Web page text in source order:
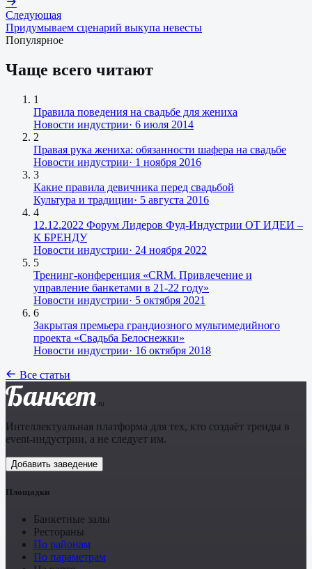
Следующая
Придумываем сценарий выкупа невесты
Популярное
Чаще всего читают
1
Правила поведения на свадьбе для жениха
Новости индустрии· 6 июля 2014
2
Правая рука жениха: обязанности шафера на свадьбе
Новости индустрии· 1 ноября 2016
3
Какие правила девичника перед свадьбой
Культура и традиции· 5 августа 2016
4
12.12.2022 Форум Лидеров Фуд-Индустрии ОТ ИДЕИ –
К БРЕНДУ
Новости индустрии· 24 ноября 2022
5
Тренинг-конференция «CRM. Привлечение и
управление банкетами в 21-22 году»
Новости индустрии· 5 октября 2021
6
Закрытая премьера грандиозного мультимедийного
проекта «Свадьба Белоснежки»
Новости индустрии· 16 октября 2018
Все статьи
Банкет .ru
Интеллектуальная платформа для тех, кто создаёт тренды в
event-индустрии, а не следует им.
Добавить заведение
Площадки
Банкетные залы
Рестораны
По районам
По параметрам